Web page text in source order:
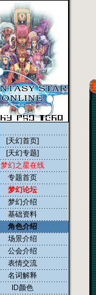
[天幻首页]
[天幻专题]
梦幻之星在线
专题首页
梦幻论坛
梦幻介绍
基础资料
角色介绍
场景介绍
公会介绍
表情交流
名词解释
ID颜色